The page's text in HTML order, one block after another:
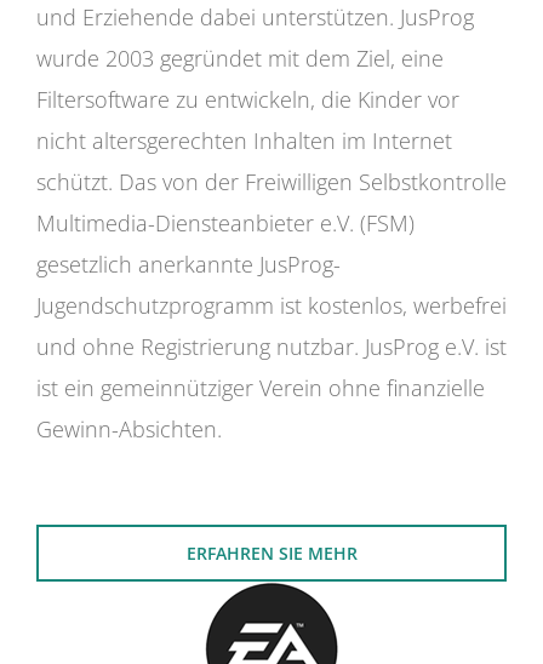
und Erziehende dabei unterstützen. JusProg
wurde 2003 gegründet mit dem Ziel, eine
Filtersoftware zu entwickeln, die Kinder vor
nicht altersgerechten Inhalten im Internet
schützt. Das von der Freiwilligen Selbstkontrolle
Multimedia-Diensteanbieter e.V. (FSM)
gesetzlich anerkannte JusProg-
Jugendschutzprogramm ist kostenlos, werbefrei
und ohne Registrierung nutzbar. JusProg e.V. ist
ist ein gemeinnütziger Verein ohne finanzielle
Gewinn-Absichten.
ERFAHREN SIE MEHR